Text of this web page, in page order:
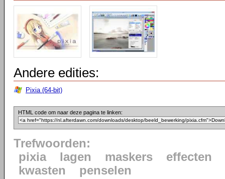
Andere edities:
Pixia (64-bit)
HTML code om naar deze pagina te linken:
Trefwoorden:
pixia
lagen maskers
effecten
kwasten
penselen